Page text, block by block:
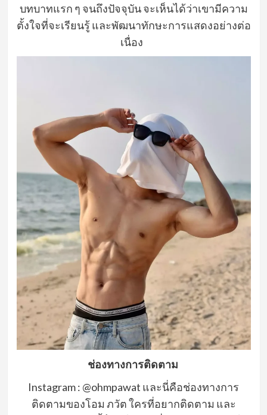
บทบาทแรก ๆ จนถึงปัจจุบัน จะเห็นได้ว่าเขามีความ
ตั้งใจที่จะเรียนรู้ และพัฒนาทักษะการแสดงอย่างต่อ
เนื่อง
ช่องทางการติดตาม
Instagram: @ohmpawat และนี่คือช่องทางการ
ติดตามของโอม ภวัต ใครที่อยากติดตาม และ